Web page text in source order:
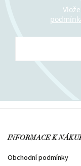
INFORMACE K
Obchodní podmínky